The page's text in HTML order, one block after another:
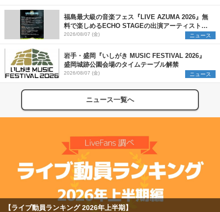
演者7組を発表 ワークショッ
プ・アート出展者を募集
福島最大級の音楽フェス『LIVE AZUMA 2026』無
料で楽しめるECHO STAGEの出演アーティストを
発表
2026/08/07 (金) ニュース
岩手・盛岡『いしがき MUSIC FESTIVAL 2026』
盛岡城跡公園会場のタイムテーブル解禁
2026/08/07 (金) ニュース
ニュース一覧へ
【ライブ動員ランキング 2026年上半期】